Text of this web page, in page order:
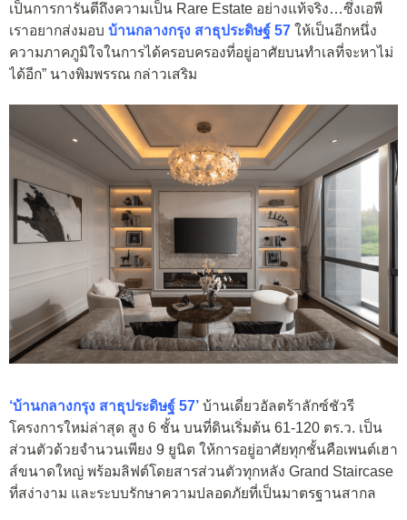
เป็นการการันตีถึงความเป็น Rare Estate อย่างแท้จริง…ซึ่งเอพี
เราอยากส่งมอบ บ้านกลางกรุง สาธุประดิษฐ์ 57 ให้เป็นอีกหนึ่ง
ความภาคภูมิใจในการได้ครอบครองที่อยู่อาศัยบนทำเลที่จะหาไม่
ได้อีก” นางพิมพรรณ กล่าวเสริม
‘บ้านกลางกรุง สาธุประดิษฐ์ 57’ บ้านเดี่ยวอัลตร้าลักซ์ชัวรี
โครงการใหม่ล่าสุด สูง 6 ชั้น บนที่ดินเริ่มต้น 61-120 ตร.ว. เป็น
ส่วนตัวด้วยจำนวนเพียง 9 ยูนิต ให้การอยู่อาศัยทุกชั้นคือเพนต์เฮา
ส์ขนาดใหญ่ พร้อมลิฟต์โดยสารส่วนตัวทุกหลัง Grand Staircase
ที่สง่างาม และระบบรักษาความปลอดภัยที่เป็นมาตรฐานสากล